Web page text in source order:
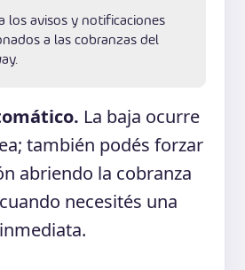
los avisos y notificaciones
a las cobranzas del
La baja ocurre
también podés forzar
abriendo la cobranza
necesités una